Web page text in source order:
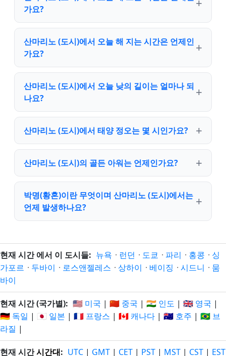
가요?
산마리노 (도시)에서 오늘 해 지는 시간은 언제인
가요?
산마리노 (도시)에서 오늘 낮의 길이는 얼마나 되
나요?
산마리노 (도시)에서 태양 정오는 몇 시인가요?
산마리노 (도시)의 골든 아워는 언제인가요?
박명(황혼)이란 무엇이며 산마리노 (도시)에서는
언제 발생하나요?
현재 시간 에서 이 도시들: 뉴욕 · 런던 · 도쿄 · 파리 · 홍콩 · 싱
가포르 · 두바이 · 로스앤젤레스 · 상하이 · 베이징 · 시드니 · 뭄
바이
현재 시간 (국가별): 🇺🇸 미국 | 🇨🇳 중국 | 🇮🇳 인도 | 🇬🇧 영국 |
🇩🇪 독일 | 🇯🇵 일본 | 🇫🇷 프랑스 | 🇨🇦 캐나다 | 🇦🇺 호주 | 🇧🇷 브
라질 |
현재 시간시간대: UTC | GMT | CET | PST | MST | CST | EST